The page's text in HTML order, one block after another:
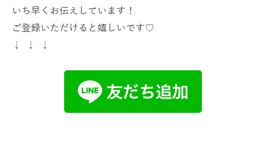
いち早くお伝えしています！
ご登録いただけると嬉しいです♡
↓ ↓ ↓